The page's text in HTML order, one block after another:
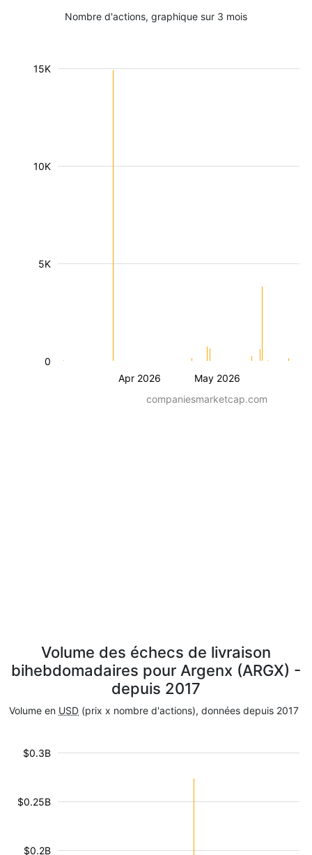
Nombre d'actions, graphique sur 3 mois
Apr 2026 May 2026
5K
10K
15K
0
companiesmarketcap.com
Volume des échecs de livraison
bihebdomadaires pour Argenx (ARGX) -
depuis 2017
Volume en USD (prix x nombre d'actions), données depuis 2017
$0.2B
$0.25B
$0.3B